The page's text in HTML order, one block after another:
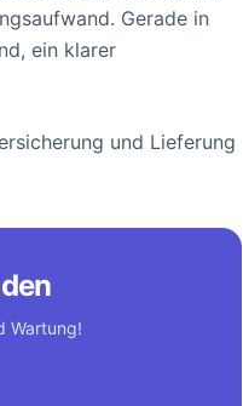
Gerade in
ein klarer
und Lieferung
Wartung!